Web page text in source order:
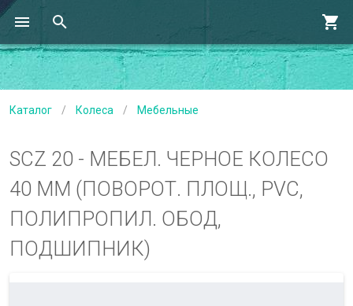
Каталог / Колеса / Мебельные
SCZ 20 - МЕБЕЛ. ЧЕРНОЕ КОЛЕСО
40 ММ (ПОВОРОТ. ПЛОЩ., PVC,
ПОЛИПРОПИЛ. ОБОД,
ПОДШИПНИК)